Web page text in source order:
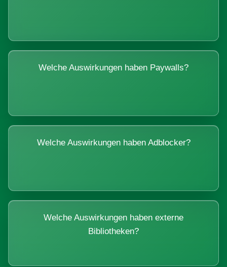
Welche Auswirkungen haben Paywalls?
Welche Auswirkungen haben Adblocker?
Welche Auswirkungen haben externe
Bibliotheken?